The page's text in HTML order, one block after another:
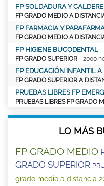
FP SOLDADURA Y
FP GRADO MEDIO A
FP FARMACIA Y
FP GRADO MEDIO A
FP HIGIENE BUCODENTAL
FP GRADO SUPERIOR - 2000
FP EDUCACIÓN INFANTIL A
FP GRADO SUPERIOR A
PRUEBAS LIBRES FP
PRUEBAS LIBRES FP GRADO
LO MÁS
FP GRADO MEDIO
GRADO SUPERIOR
grado medio a distancia